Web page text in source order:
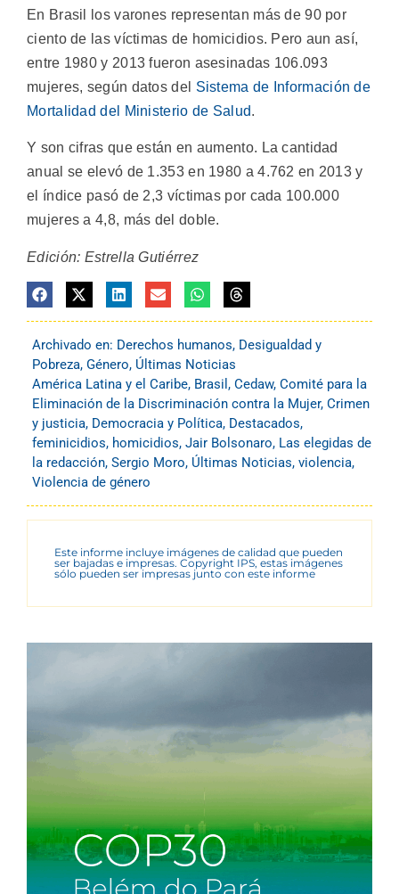
En Brasil los varones representan más de 90 por
ciento de las víctimas de homicidios. Pero aun así,
entre 1980 y 2013 fueron asesinadas 106.093
mujeres, según datos del Sistema de Información de
Mortalidad del Ministerio de Salud.
Y son cifras que están en aumento. La cantidad
anual se elevó de 1.353 en 1980 a 4.762 en 2013 y
el índice pasó de 2,3 víctimas por cada 100.000
mujeres a 4,8, más del doble.
Edición: Estrella Gutiérrez
Archivado en: Derechos humanos, Desigualdad y
Pobreza, Género, Últimas Noticias
América Latina y el Caribe, Brasil , Cedaw, Comité para la
Eliminación de la Discriminación contra la Mujer, Crimen
y justicia, Democracia y Política, Destacados,
feminicidios, homicidios, Jair Bolsonaro, Las elegidas de
la redacción, Sergio Moro, Últimas Noticias, violencia,
Violencia de género
Este informe incluye imágenes de calidad que pueden
ser bajadas e impresas. Copyright IPS, estas imágenes
sólo pueden ser impresas junto con este informe